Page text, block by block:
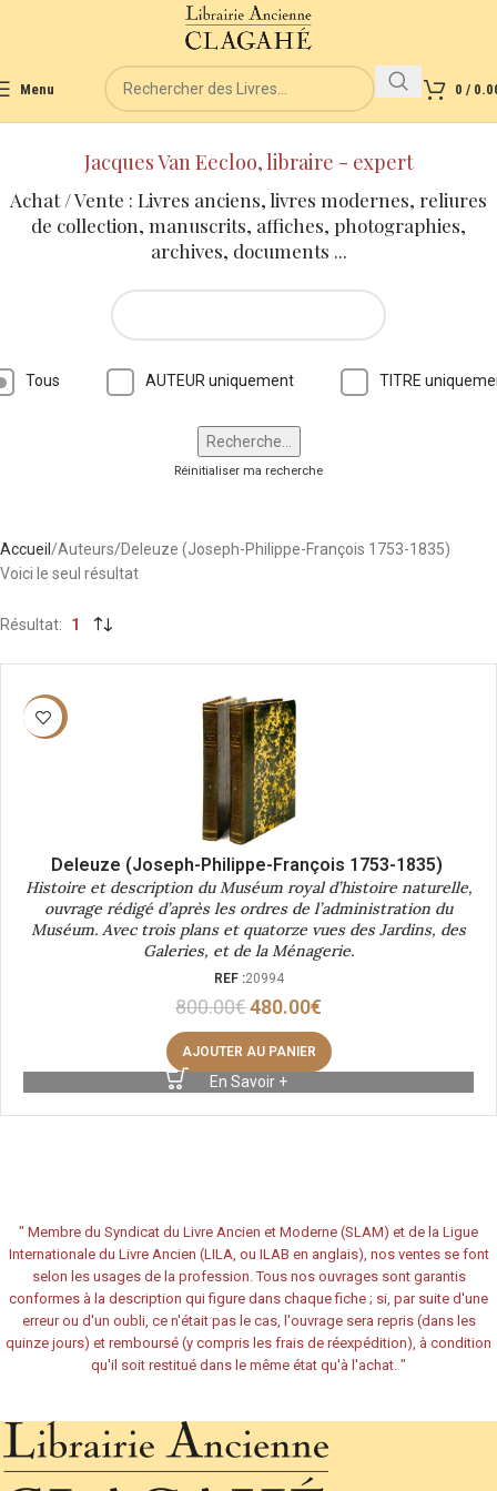
Menu 0 /
Jacques Van Eecloo, libraire - expert
Achat / Vente : Livres anciens, livres modernes, reliures
de collection, manuscrits, affiches, photographies,
archives, documents ...
Tous AUTEUR uniquement TITRE
Réinitialiser ma recherche
Accueil Auteurs Deleuze (Joseph-Philippe-François 1753-1835)
Voici le seul résultat
Résultat 1
-40%
Deleuze (Joseph-Philippe-François 1753-1835)
Histoire et description du Muséum royal d’histoire naturelle,
ouvrage rédigé d’après les ordres de l’administration du
Muséum. Avec trois plans et quatorze vues des Jardins, des
Galeries, et de la Ménagerie.
REF :20994
800.00€480.00€
AJOUTER AU PANIER
En Savoir +
" Membre du Syndicat du Livre Ancien et Moderne (SLAM) et de la Ligue
Internationale du Livre Ancien (LILA, ou ILAB en anglais), nos ventes se font
selon les usages de la profession. Tous nos ouvrages sont garantis
conformes à la description qui figure dans chaque fiche ; si, par suite d'une
erreur ou d'un oubli, ce n'était pas le cas, l'ouvrage sera repris (dans les
quinze jours) et remboursé (y compris les frais de réexpédition), à condition
qu'il soit restitué dans le même état qu'à l'achat. "